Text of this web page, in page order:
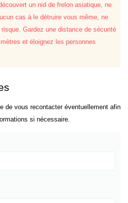
un nid de frelon asiatique, ne
cas à le détruire vous même, ne
Gardez une distance de sécurité
et éloignez les personnes
de vous recontacter éventuellement afin
si nécessaire.